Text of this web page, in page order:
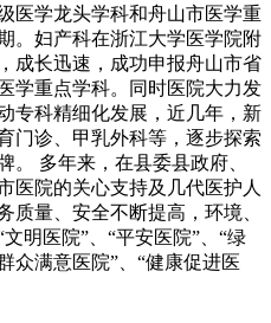
医学龙头学科和舟山市医学重
。妇产科在浙江大学医学院附
成长迅速，成功申报舟山市省
学重点学科。同时医院大力发
专科精细化发展，近几年，新
门诊、甲乳外科等，逐步探索
。 多年来，在县委县政府、
医院的关心支持及几代医护人
质量、安全不断提高，环境、
明医院”、“平安医院”、“绿
众满意医院”、“健康促进医